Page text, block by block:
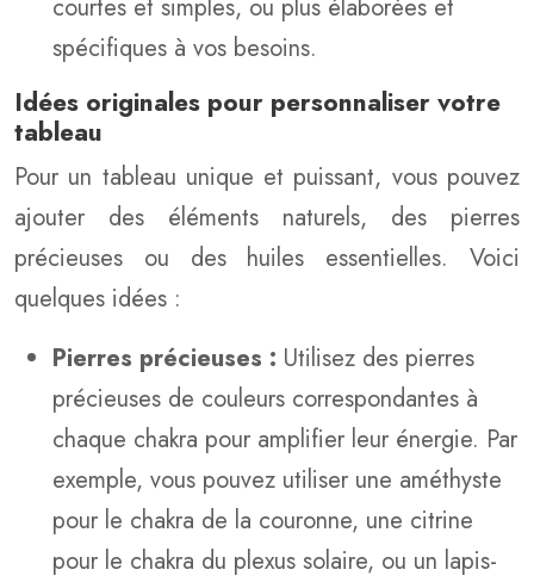
courtes et simples, ou plus élaborées et
spécifiques à vos besoins.
Idées originales pour personnaliser votre
tableau
Pour un tableau unique et puissant, vous pouvez
ajouter des éléments naturels, des pierres
précieuses ou des huiles essentielles. Voici
quelques idées :
Pierres précieuses : Utilisez des pierres
précieuses de couleurs correspondantes à
chaque chakra pour amplifier leur énergie. Par
exemple, vous pouvez utiliser une améthyste
pour le chakra de la couronne, une citrine
pour le chakra du plexus solaire, ou un lapis-